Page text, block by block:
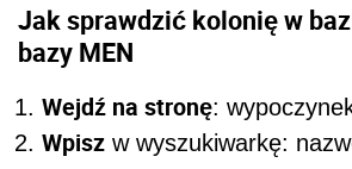
Jak sprawdzić kolonię w
bazy MEN
Wejdź na stronę:
Wpisz w wyszukiwarkę: